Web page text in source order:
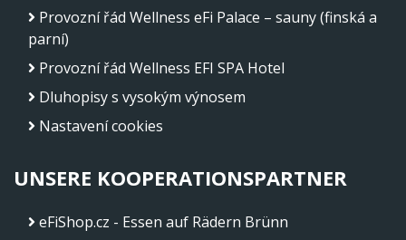
Provozní řád Wellness eFi Palace – sauny (finská a
parní)
Provozní řád Wellness EFI SPA Hotel
Dluhopisy s vysokým výnosem
Nastavení cookies
UNSERE KOOPERATIONSPARTNER
eFiShop.cz - Essen auf Rädern Brünn